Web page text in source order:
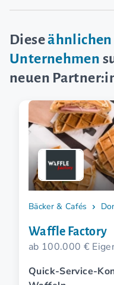
Dieseähnlichen
Unternehmen
neuen
Bäcker & Cafés
Waffle Factory
ab 100.000 €
Quick-Service-